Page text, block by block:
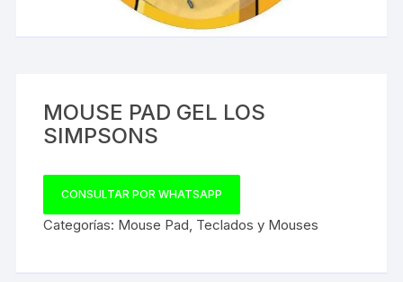
MOUSE PAD GEL LOS
SIMPSONS
CONSULTAR POR WHATSAPP
Categorías: Mouse Pad, Teclados y Mouses